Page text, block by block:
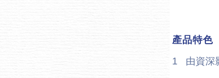
產品特色
1
由資深